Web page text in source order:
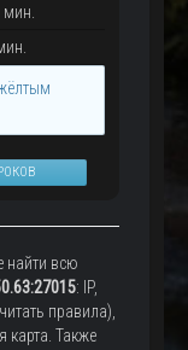
мин.
найти всю
: IP,
правила),
карта. Также